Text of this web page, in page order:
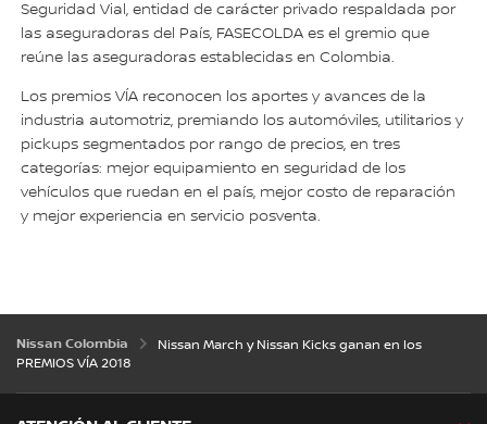
Seguridad Vial, entidad de carácter privado respaldada por
las aseguradoras del País, FASECOLDA es el gremio que
reúne las aseguradoras establecidas en Colombia.
Los premios VÍA reconocen los aportes y avances de la
industria automotriz, premiando los automóviles, utilitarios y
pickups segmentados por rango de precios, en tres
categorías: mejor equipamiento en seguridad de los
vehículos que ruedan en el país, mejor costo de reparación
y mejor experiencia en servicio posventa.
Nissan Colombia
Nissan March y Nissan Kicks ganan en los
PREMIOS VÍA 2018